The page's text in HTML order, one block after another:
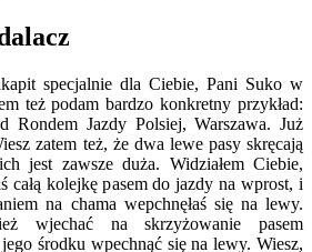
specjalnie dla Ciebie, Pani Suko w
też podam bardzo konkretny przykład:
Rondem Jazdy Polsiej, Warszawa. Już
zatem też, że dwa lewe pasy skręcają
jest zawsze duża. Widziałem Ciebie,
całą kolejkę pasem do jazdy na wprost, i
na chama wepchnęłaś się na lewy.
wjechać na skrzyżowanie pasem
środku wpechnąć się na lewy. Wiesz,